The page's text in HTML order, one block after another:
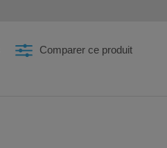
Comparer ce produit